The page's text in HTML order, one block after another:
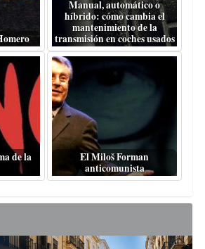
Manual, automático o
híbrido: cómo cambia el
mantenimiento de la
transmisión en coches usados
de la
El Miloš Forman
anticomunista